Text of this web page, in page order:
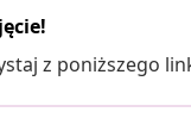
z poniższego